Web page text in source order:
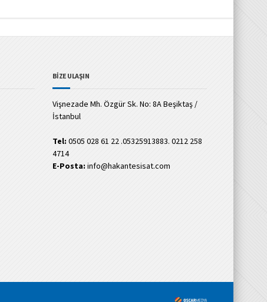
BİZE ULAŞIN
Vişnezade Mh. Özgür Sk. No: 8A Beşiktaş /
İstanbul
Tel: 0505 028 61 22 .05325913883. 0212 258
4714
E-Posta: info@hakantesisat.com